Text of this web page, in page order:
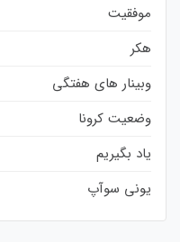
موفقیت
هکر
وبینار های هفتگی
وضعیت کرونا
یاد بگیریم
یونی سوآپ